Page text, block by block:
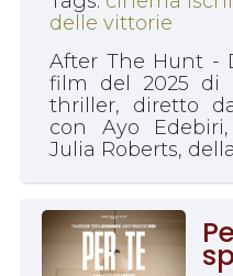
delle vittorie
After The Hunt -
film del 2025 di
thriller, diretto
con Ayo
Julia Roberts,